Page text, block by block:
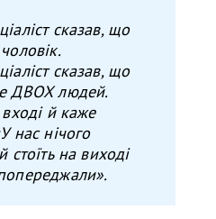
сказав, що
сказав, що
ДВОХ людей.
йкаже
нас нічого
стоїть на виході